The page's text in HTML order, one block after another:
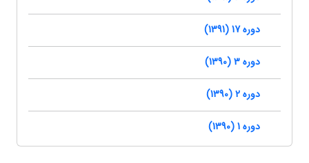
دوره 17 (1391)
دوره 3 (1390)
دوره 2 (1390)
دوره 1 (1390)